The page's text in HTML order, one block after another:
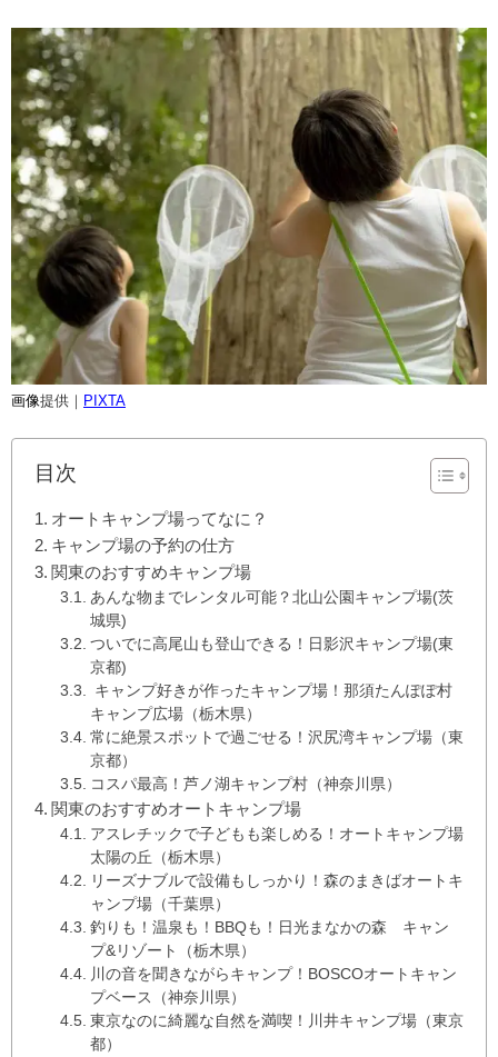
画像提供｜ PIXTA
目次
オートキャンプ場ってなに？
キャンプ場の予約の仕方
関東のおすすめキャンプ場
あんな物までレンタル可能？北山公園キャンプ場(茨
城県)
ついでに高尾山も登山できる！日影沢キャンプ場(東
京都)
キャンプ好きが作ったキャンプ場！那須たんぽぽ村
キャンプ広場（栃木県）
常に絶景スポットで過ごせる！沢尻湾キャンプ場（東
京都）
コスパ最高！芦ノ湖キャンプ村（神奈川県）
関東のおすすめオートキャンプ場
アスレチックで子どもも楽しめる！オートキャンプ場
太陽の丘（栃木県）
リーズナブルで設備もしっかり！森のまきばオートキ
ャンプ場（千葉県）
釣りも！温泉も！BBQも！日光まなかの森 キャン
プ&リゾート（栃木県）
川の音を聞きながらキャンプ！BOSCOオートキャン
プベース（神奈川県）
東京なのに綺麗な自然を満喫！川井キャンプ場（東京
都）